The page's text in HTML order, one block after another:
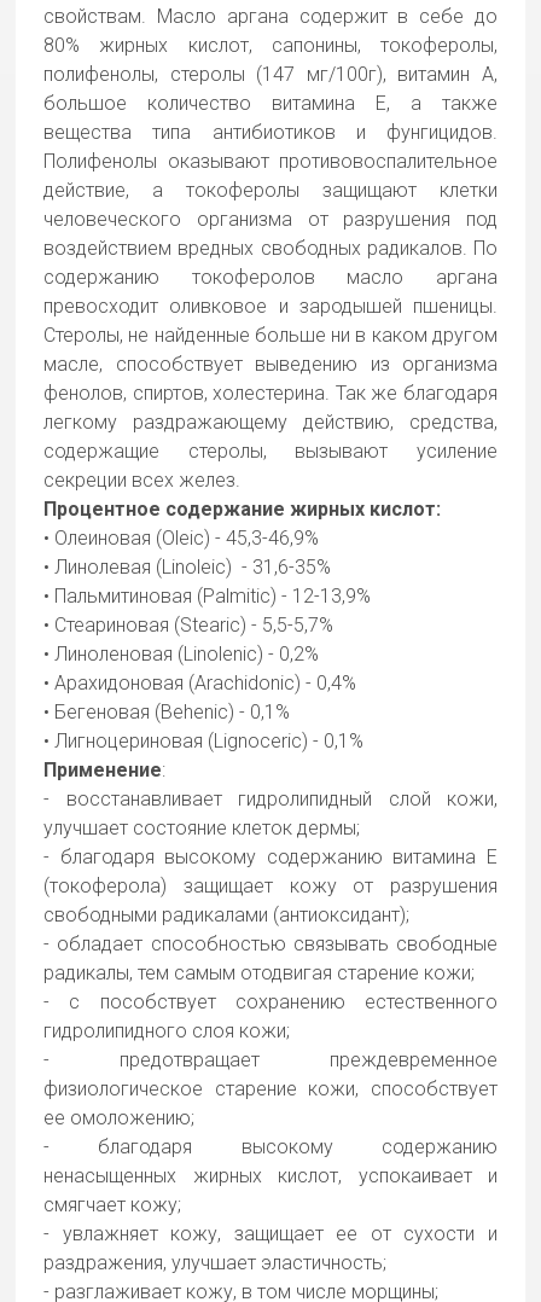
свойствам. Масло аргана содержит в себе до
80% жирных кислот, сапонины, токоферолы,
полифенолы, стеролы (147 мг/100г), витамин A,
большое количество витамина Е, а также
вещества типа антибиотиков и фунгицидов.
Полифенолы оказывают противовоспалительное
действие, а токоферолы защищают клетки
человеческого организма от разрушения под
воздействием вредных свободных радикалов. По
содержанию токоферолов масло аргана
превосходит оливковое и зародышей пшеницы.
Стеролы, не найденные больше ни в каком другом
масле, способствует выведению из организма
фенолов, спиртов, холестерина. Так же благодаря
легкому раздражающему действию, средства,
содержащие стеролы, вызывают усиление
секреции всех желез.
Процентное содержание жирных кислот:
• Олеиновая (Oleic) - 45,3-46,9%
• Линолевая (Linoleic) - 31,6-35%
• Пальмитиновая (Palmitic) - 12-13,9%
• Стеариновая (Stearic) - 5,5-5,7%
• Линоленовая (Linolenic) - 0,2%
• Арахидоновая (Arachidonic) - 0,4%
• Бегеновая (Behenic) - 0,1%
• Лигноцериновая (Lignoceric) - 0,1%
Применение:
- восстанавливает гидролипидный слой кожи,
улучшает состояние клеток дермы;
- благодаря высокому содержанию витамина Е
(токоферола) защищает кожу от разрушения
свободными радикалами (антиоксидант);
- обладает способностью связывать свободные
радикалы, тем самым отодвигая старение кожи;
- с пособствует сохранению естественного
гидролипидного слоя кожи;
- предотвращает преждевременное
физиологическое старение кожи, способствует
ее омоложению;
- благодаря высокому содержанию
ненасыщенных жирных кислот, успокаивает и
смягчает кожу;
- увлажняет кожу, защищает ее от сухости и
раздражения, улучшает эластичность;
- разглаживает кожу, в том числе морщины;